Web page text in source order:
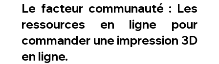
Le facteur communauté : Les
ressources en ligne pour
commander une impression 3D
en ligne.